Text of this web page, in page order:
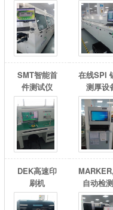
SMT智能首
件测试仪
在线SPI
测厚设
DEK高速印
刷机
自动检